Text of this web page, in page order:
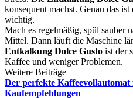
konsequent machst. Genau das
wichtig.
Mach es regelmäßig, spül sauber
Mittel. Dann läuft die Maschine
Entkalkung Dolce Gusto ist der
Kaffee und weniger Problemen.
Weitere Beiträge
Der perfekte
Kaufempfehlungen